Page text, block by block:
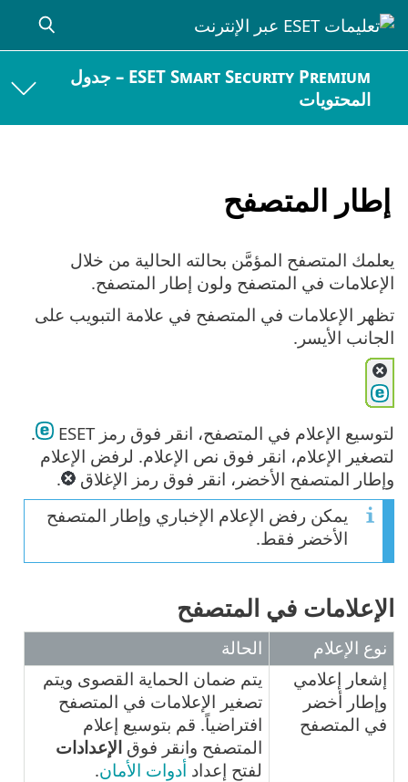
ESET Smart Security Premium – جدول
المحتويات
إطار المتصفح
يعلمك المتصفح المؤمَّن بحالته الحالية من خلال
الإعلامات في المتصفح ولون إطار المتصفح.
تظهر الإعلامات في المتصفح في علامة التبويب على
الجانب الأيسر.
لتوسيع الإعلام في المتصفح، انقر فوق رمز ESET
.
لتصغير الإعلام، انقر فوق نص الإعلام. لرفض الإعلام
وإطار المتصفح الأخضر، انقر فوق رمز الإغلاق
.
يمكن رفض الإعلام الإخباري وإطار المتصفح
الأخضر فقط.
الإعلامات في المتصفح
نوع الإعلام
الحالة
إشعار إعلامي
وإطار أخضر
في المتصفح
يتم ضمان الحماية القصوى ويتم
تصغير الإعلامات في المتصفح
افتراضياً. قم بتوسيع إعلام
المتصفح وانقر فوق الإعدادات
لفتح إعداد أدوات الأمان.